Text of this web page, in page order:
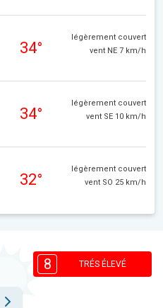
34°
légèrement couvert
vent NE 7 km/h
34°
légèrement couvert
vent SE 10 km/h
32°
légèrement couvert
vent SO 25 km/h
8 TRÉS ÉLEVÉ